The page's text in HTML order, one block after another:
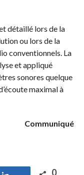
détaillé lors de la
ou lors de la
conventionnels. La
et appliqué
sonores quelque
maximal à
Communiqué
0